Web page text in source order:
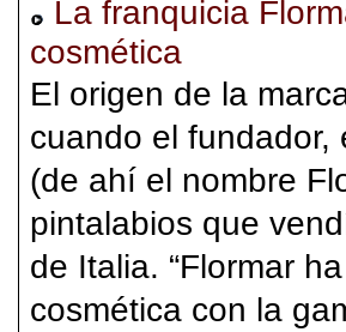
La franquicia
cosmética
El origen de la
cuando el fundador,
(de ahí el nombre
pintalabios que
de Italia. “Flormar
cosmética con la